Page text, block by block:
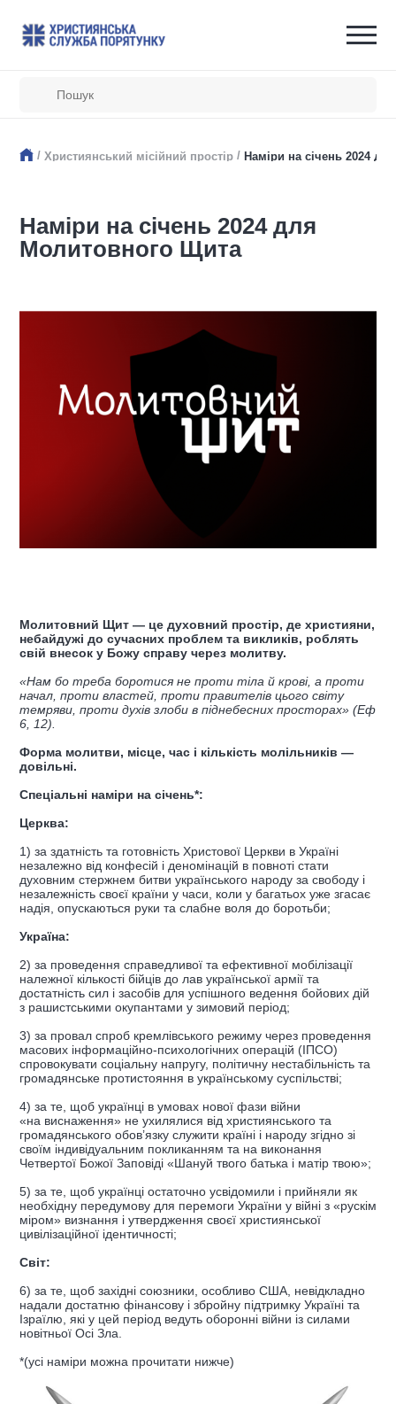
/ Християнський місійний простір / Наміри на січень 2024
Наміри на січень 2024 для
Молитовного Щита
Молитовний Щит — це духовний простір, де християни,
небайдужі до сучасних проблем та викликів, роблять
свій внесок у Божу справу через молитву.
«Нам бо треба боротися не проти тіла й крові, а проти
начал, проти властей, проти правителів цього світу
темряви, проти духів злоби в піднебесних просторах» (Еф
6, 12).
Форма молитви, місце, час і кількість молільників —
довільні.
Спеціальні наміри на січень*:
Церква:
1) за здатність та готовність Христової Церкви в Україні
незалежно від конфесій і деномінацій в повноті стати
духовним стержнем битви українського народу за свободу і
незалежність своєї країни у часи, коли у багатьох уже згасає
надія, опускаються руки та слабне воля до боротьби;
Україна:
2) за проведення справедливої та ефективної мобілізації
належної кількості бійців до лав української армії та
достатність сил і засобів для успішного ведення бойових дій
з рашистськими окупантами у зимовий період;
3) за провал спроб кремлівського режиму через проведення
масових інформаційно-психологічних операцій (ІПСО)
спровокувати соціальну напругу, політичну нестабільність та
громадянське протистояння в українському суспільстві;
4) за те, щоб українці в умовах нової фази війни
«на виснаження» не ухилялися від християнського та
громадянського обов’язку служити країні і народу згідно зі
своїм індивідуальним покликанням та на виконання
Четвертої Божої Заповіді «Шануй твого батька і матір твою»;
5) за те, щоб українці остаточно усвідомили і прийняли як
необхідну передумову для перемоги України у війні з «рускім
міром» визнання і утвердження своєї християнської
цивілізаційної ідентичності;
Світ:
6) за те, щоб західні союзники, особливо США, невідкладно
надали достатню фінансову і збройну підтримку Україні та
Ізраїлю, які у цей період ведуть оборонні війни із силами
новітньої Осі Зла.
*(усі наміри можна прочитати нижче)